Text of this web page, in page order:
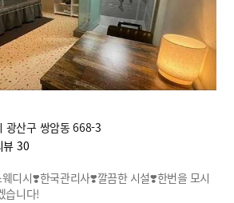
광산구 쌍암동 668-3
뷰 30
디시❣️한국관리사❣️깔끔한 시설❣️한번을 모시
습니다!